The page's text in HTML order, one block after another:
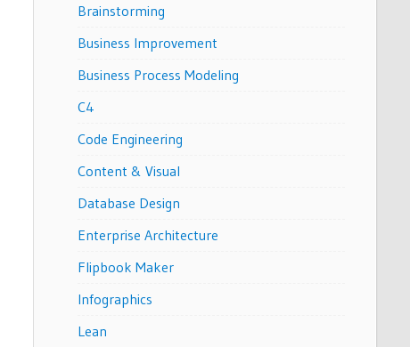
Brainstorming
Business Improvement
Business Process Modeling
C4
Code Engineering
Content & Visual
Database Design
Enterprise Architecture
Flipbook Maker
Infographics
Lean